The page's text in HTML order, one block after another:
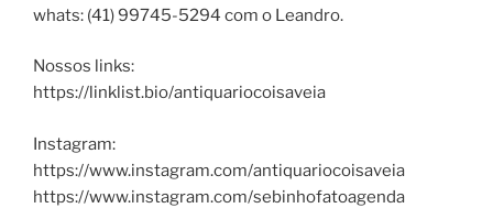
whats: (41) 99745-5294 com o Leandro.
Nossos links:
https://linklist.bio/antiquariocoisaveia
Instagram:
https://www.instagram.com/antiquariocoisaveia
https://www.instagram.com/sebinhofatoagenda